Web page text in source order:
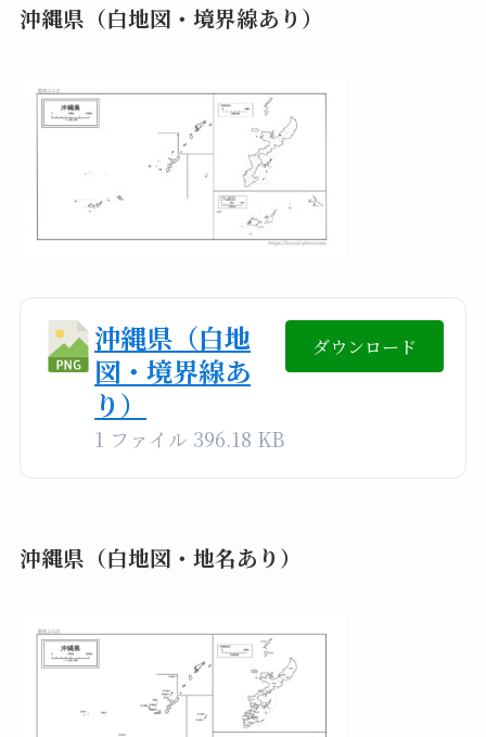
沖縄県（白地図・境界線あり）
沖縄県（白地
図・境界線あ
り）
1 ファイル 396.18 KB
ダウンロード
沖縄県（白地図・地名あり）